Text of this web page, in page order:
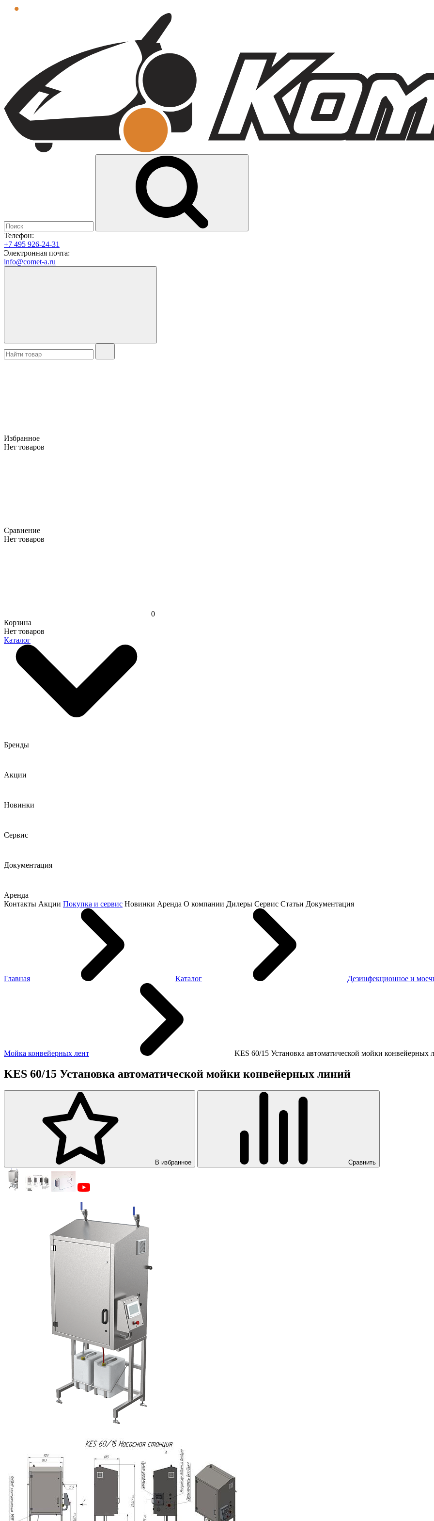
Телефон:
+7 495 926-24-31
Электронная почта:
info@comet-a.ru
Избранное
Нет товаров
Сравнение
Нет товаров
0
Корзина
Нет товаров
Каталог
Бренды
Акции
Новинки
Сервис
Документация
Аренда
Контакты Акции Покупка и сервис Новинки Аренда О компании Дилеры Сервис Статьи Документация
Главная Каталог Дезинфекционное и
Мойка конвейерных лент KES 60/15 Установка автоматической мойки конвейерных
KES 60/15 Установка автоматической мойки конвейерных линий
В избранное Сравнить